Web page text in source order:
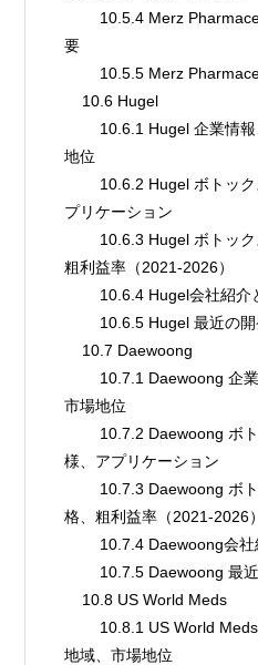
要
10.5.5 Merz
    10.6 Hugel
地位
プリケーション
粗利益率（2021-2026）
10.6.4 Hugel会社
10.6.5 Hugel 最近の
    10.7 Daewoong
市場地位
様、アプリケーション
格、粗利益率（2021-2026）
10.7.4 Daewoong
10.7.5 Daewoong
    10.8 US World Meds
地域、市場地位